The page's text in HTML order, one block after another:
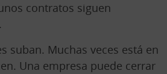
contratos siguen
suban. Muchas veces está en
Una empresa puede cerrar